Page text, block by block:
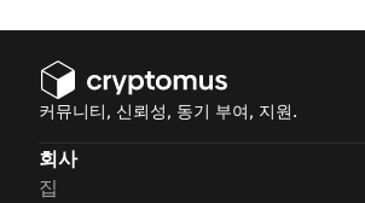
커뮤니티, 신뢰성, 동기 부여, 지원.
회사
집